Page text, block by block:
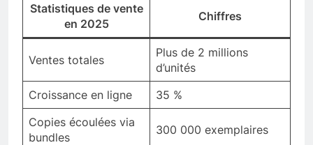
Statistiques de vente
en 2025
Chiffres
Ventes totales
Plus de 2 millions
d’unités
Croissance en ligne
35 %
Copies écoulées via
bundles
300 000 exemplaires